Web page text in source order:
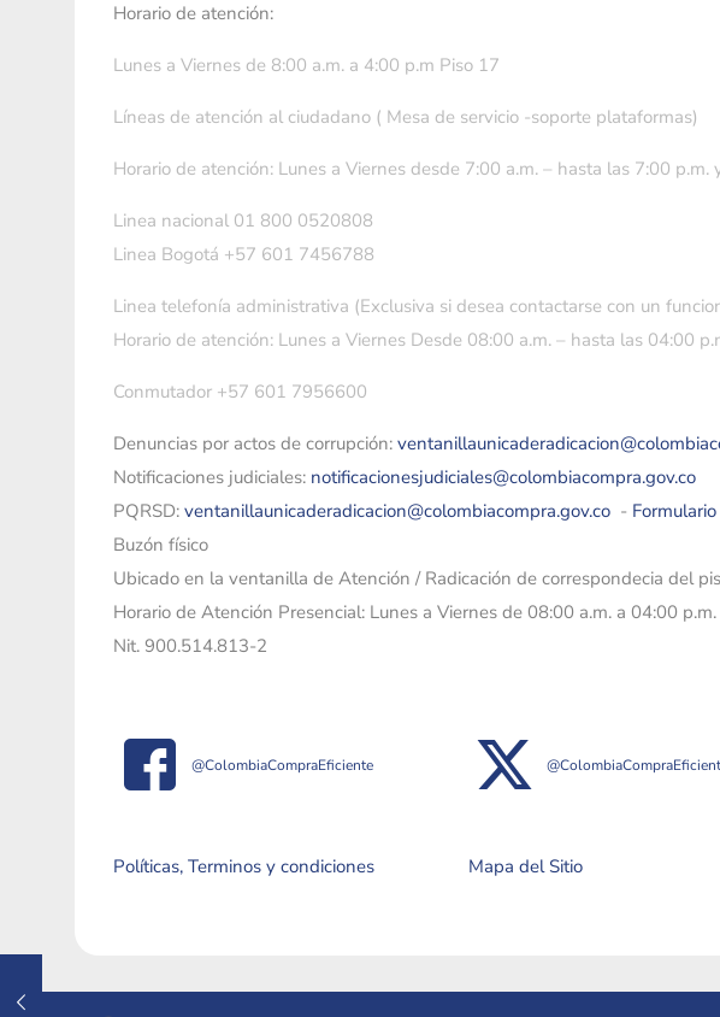
Horario de atención:
Lunes a Viernes de 8:00 a.m. a 4:00 p.m Piso 17
Líneas de atención al ciudadano ( Mesa de servicio -soporte plataformas)
Horario de atención: Lunes a Viernes desde 7:00 a.m. – hasta las 7:00
Linea nacional 01 800 0520808
Linea Bogotá +57 601 7456788
Linea telefonía administrativa (Exclusiva si desea contactarse con un
Horario de atención: Lunes a Viernes Desde 08:00 a.m. – hasta las 04:00
Conmutador +57 601 7956600
Denuncias por actos de corrupción:
Notificaciones judiciales: notificacionesjudiciales@colombiacompra.gov.co
PQRSD: ventanillaunicaderadicacion@colombiacompra.gov.co -
Buzón físico
Ubicado en la ventanilla de Atención / Radicación de correspondecia del
Horario de Atención Presencial: Lunes a Viernes de 08:00 a.m. a 04:00 p.m.
Nit. 900.514.813-2
@ColombiaCompraEficiente
Políticas, Terminos y condiciones Mapa del Sitio